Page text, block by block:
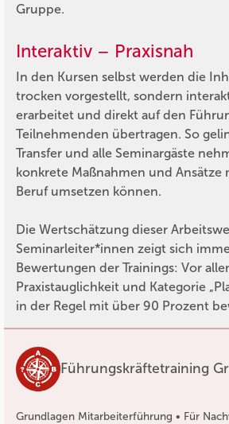
Gruppe.
Interaktiv – Praxisnah
In den Kursen selbst werden die
trocken vorgestellt, sondern
erarbeitet und direkt auf den
Teilnehmenden übertragen. So
Transfer und alle Seminargäste
konkrete Maßnahmen und Ansätze
Beruf umsetzen können.
Die Wertschätzung dieser
Seminarleiter*innen zeigt sich
Bewertungen der Trainings: Vor
Praxistauglichkeit und Kategorie
in der Regel mit über 90 Prozent
Führungskräftetraining
Grundlagen Mitarbeiterführung • Für